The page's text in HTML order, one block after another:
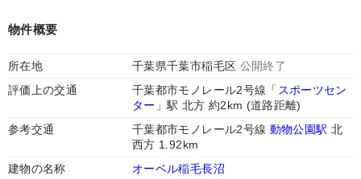
物件概要
所在地 千葉県千葉市稲毛区 公開終了
評価上の交通
千葉都市モノレール2号線「 スポーツセン
ター 」駅 北方 約2km (道路距離)
参考交通
千葉都市モノレール2号線 動物公園駅 北
西方 1.92km
建物の名称
オーベル稲毛長沼